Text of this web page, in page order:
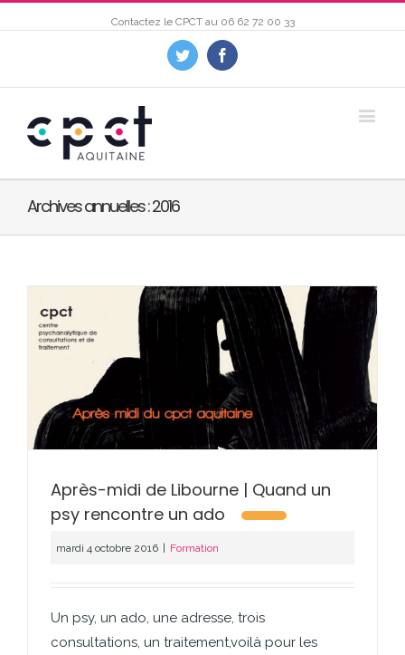
Contactez le CPCT au 06 62 72 00 33
Twitter Facebook
Archives annuelles :2016
Après-midi de Libourne | Quand un
psy rencontre un ado
mardi 4 octobre 2016 | Formation
Un psy, un ado, une adresse, trois
consultations, un traitement,voilà pour les